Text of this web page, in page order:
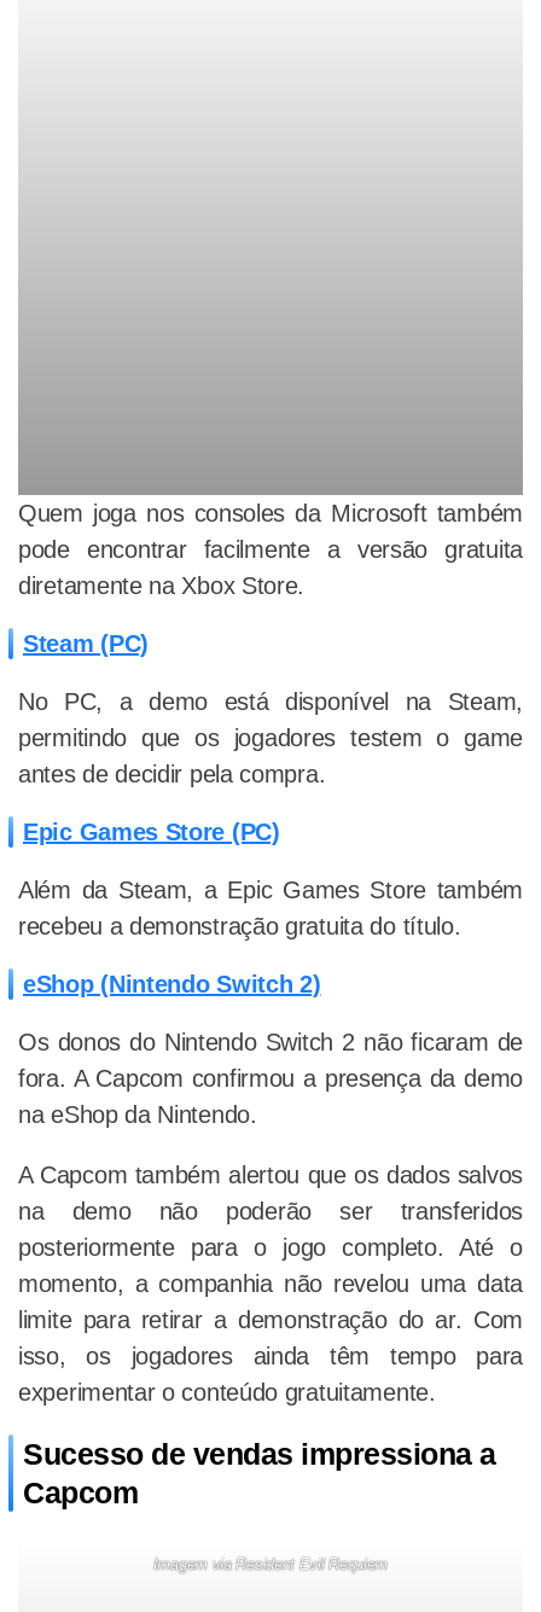
Quem joga nos consoles da Microsoft também
pode encontrar facilmente a versão gratuita
diretamente na Xbox Store.
Steam (PC)
No PC, a demo está disponível na Steam,
permitindo que os jogadores testem o game
antes de decidir pela compra.
Epic Games Store (PC)
Além da Steam, a Epic Games Store também
recebeu a demonstração gratuita do título.
eShop (Nintendo Switch 2)
Os donos do Nintendo Switch 2 não ficaram de
fora. A Capcom confirmou a presença da demo
na eShop da Nintendo.
A Capcom também alertou que os dados salvos
na demo não poderão ser transferidos
posteriormente para o jogo completo. Até o
momento, a companhia não revelou uma data
limite para retirar a demonstração do ar. Com
isso, os jogadores ainda têm tempo para
experimentar o conteúdo gratuitamente.
Sucesso de vendas impressiona a
Capcom
Imagem via Resident Evil Requiem